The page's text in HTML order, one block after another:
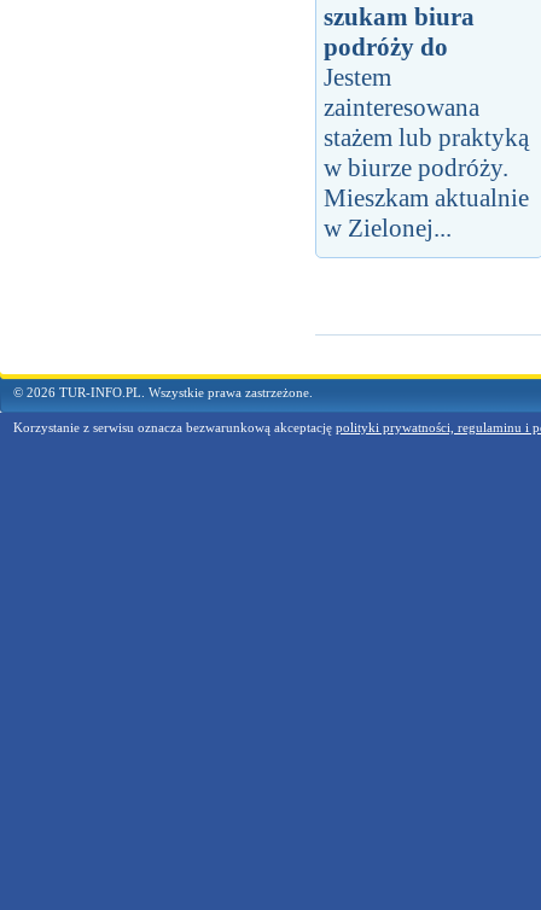
szukam biura
podróży do
Jestem
zainteresowana
stażem lub praktyką
w biurze podróży.
Mieszkam aktualnie
w Zielonej...
© 2026 TUR-INFO.PL. Wszystkie prawa zastrzeżone.
Korzystanie z serwisu oznacza bezwarunkową akceptację polityki prywatności, regulaminu i